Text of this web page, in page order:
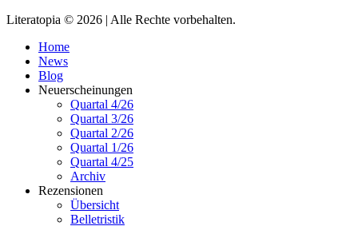
Literatopia © 2026 | Alle Rechte vorbehalten.
Home
News
Blog
Neuerscheinungen
Quartal 4/26
Quartal 3/26
Quartal 2/26
Quartal 1/26
Quartal 4/25
Archiv
Rezensionen
Übersicht
Belletristik